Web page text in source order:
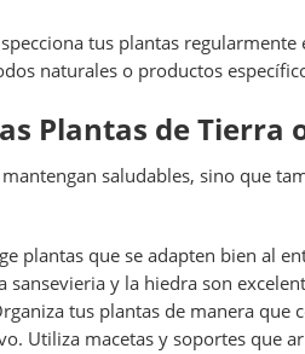
tus plantas regularmente
naturales o productos
Plantas de Tierra
saludables, sino que
plantas que se adapten bien al
sansevieria y la hiedra son
tus plantas de manera que
Utiliza macetas y soportes que